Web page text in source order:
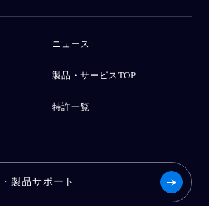
ニュース
製品・サービスTOP
特許一覧
製品サポート